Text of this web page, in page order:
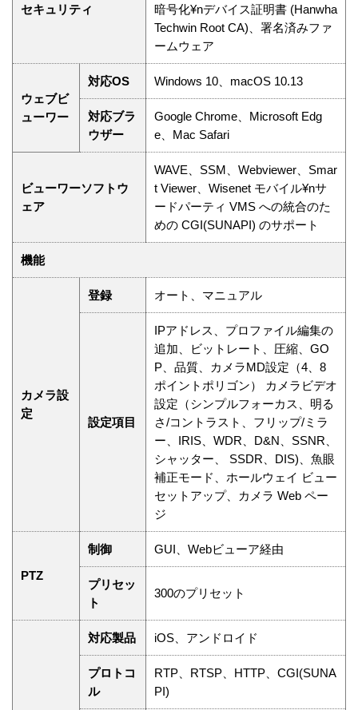
セキュリティ
暗号化¥nデバイス証明書 (Hanwha
Techwin Root CA)、署名済みファ
ームウェア
ウェブビ
ューワー
対応OS Windows 10、macOS 10.13
対応ブラ
ウザー
Google Chrome、Microsoft Edg
e、Mac Safari
ビューワーソフトウ
ェア
WAVE、SSM、Webviewer、Smar
t Viewer、Wisenet モバイル¥nサ
ードパーティ VMS への統合のた
めの CGI(SUNAPI) のサポート
機能
カメラ設
定
登録 オート、マニュアル
設定項目
IPアドレス、プロファイル編集の
追加、ビットレート、圧縮、GO
P、品質、カメラMD設定（4、8
ポイントポリゴン） カメラビデオ
設定（シンプルフォーカス、明る
さ/コントラスト、フリップ/ミラ
ー、IRIS、WDR、D&N、SSNR、
シャッター、 SSDR、DIS)、魚眼
補正モード、ホールウェイ ビュー
セットアップ、カメラ Web ペー
ジ
PTZ
制御 GUI、Webビューア経由
プリセッ
ト
300のプリセット
対応製品 iOS、アンドロイド
プロトコ
ル
RTP、RTSP、HTTP、CGI(SUNA
PI)